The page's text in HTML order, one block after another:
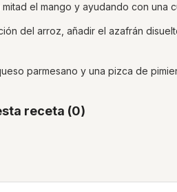
el mango y ayudando con una
del arroz, añadir el azafrán
parmesano y una pizca de
receta (0)